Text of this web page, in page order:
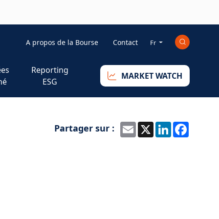
Mini_right
A propos de la Bourse Contact Fr
Reporting
ESG
MARKET WATCH
Partager sur : EmailX LinkedIn